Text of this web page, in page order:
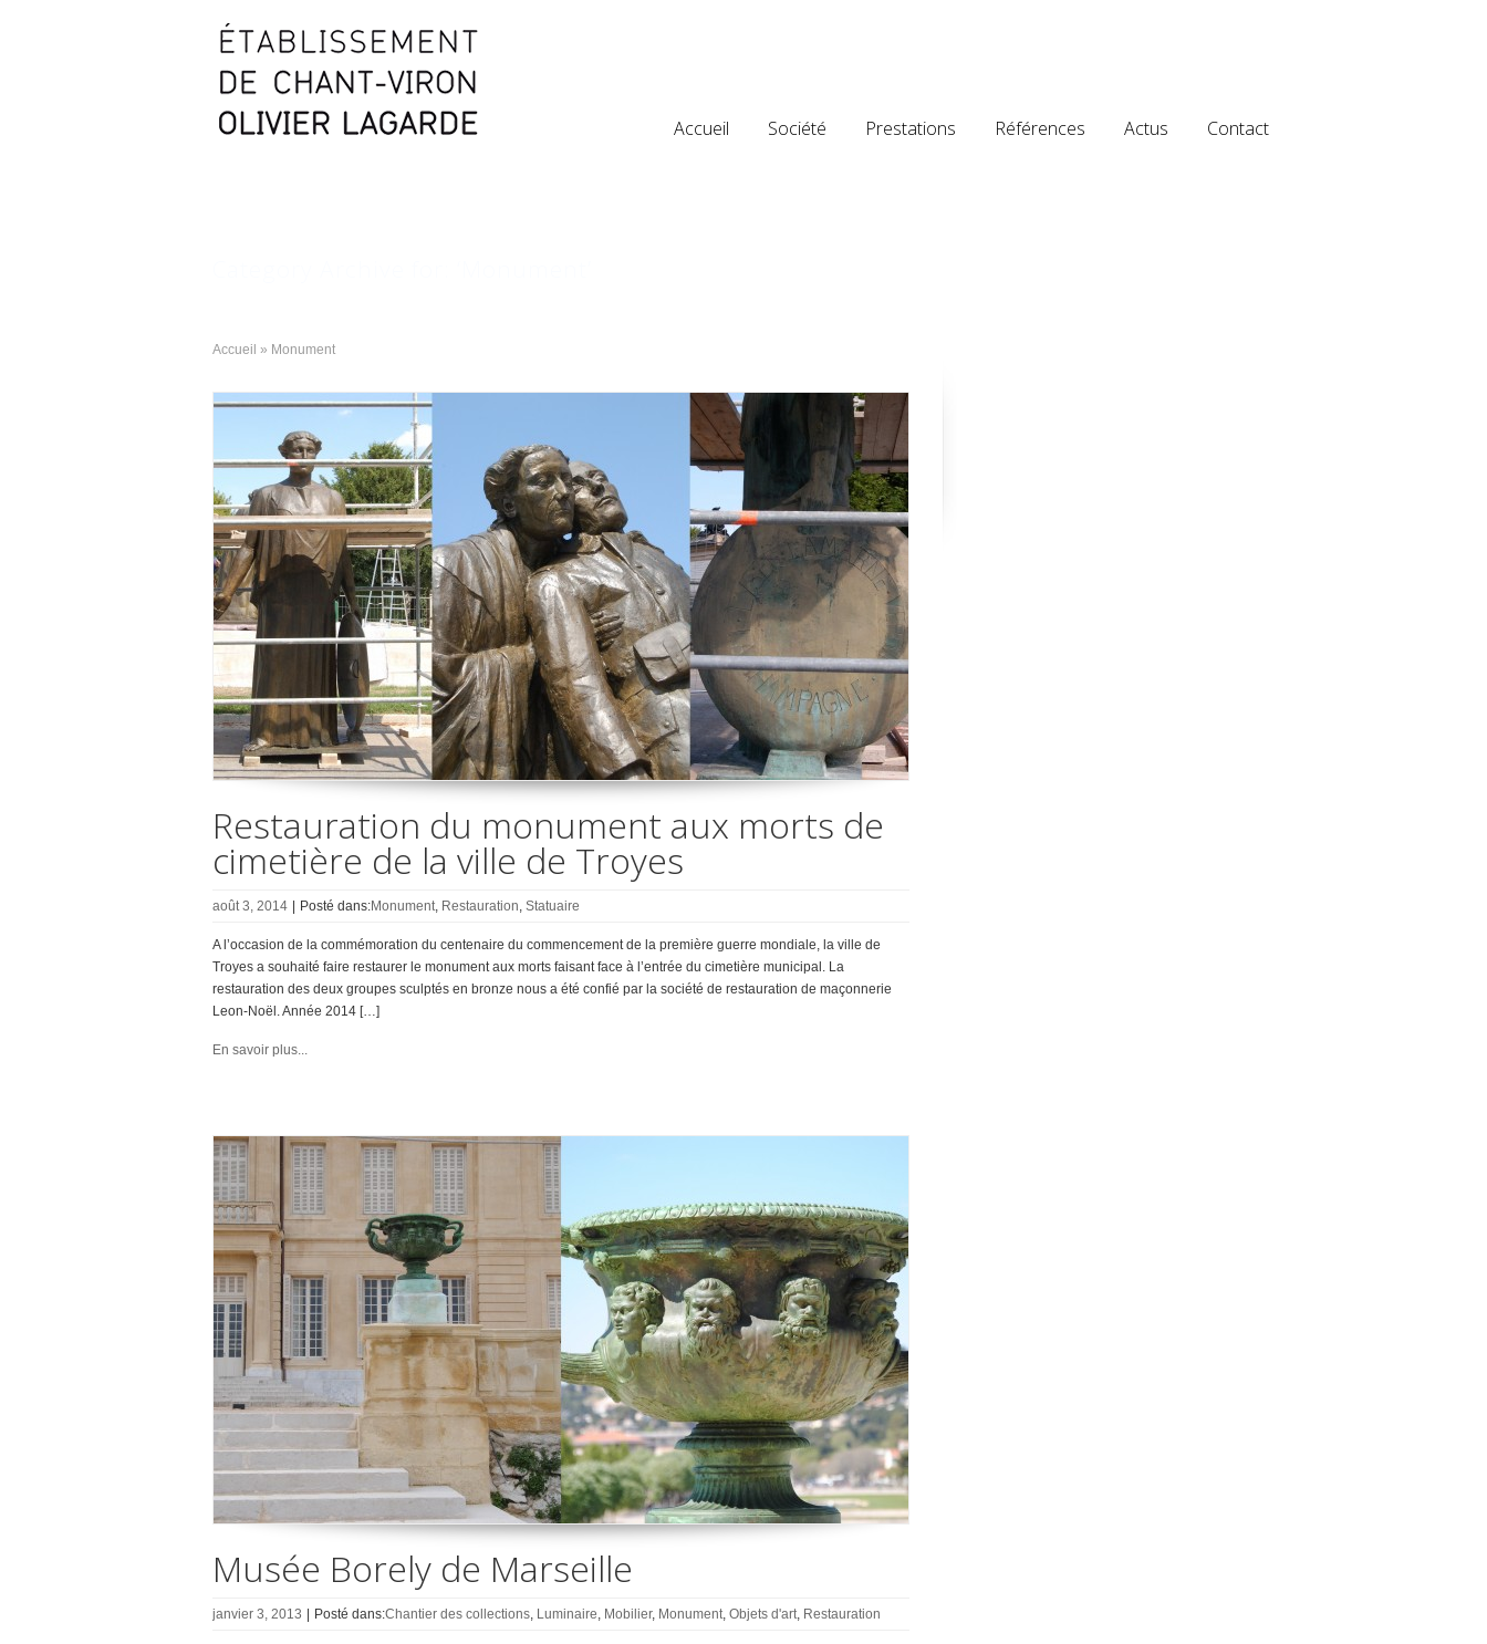
Accueil Société Prestations Références Actus Contact
Accueil » Monument
Restauration du monument aux morts de
cimetière de la ville de Troyes
août 3, 2014 Posté dans:Monument, Restauration, Statuaire
A l’occasion de la commémoration du centenaire du commencement de la première guerre mondiale, la ville de
Troyes a souhaité faire restaurer le monument aux morts faisant face à l’entrée du cimetière municipal. La
restauration des deux groupes sculptés en bronze nous a été confié par la société de restauration de maçonnerie
Leon-Noël. Année 2014 […]
En savoir plus...
Musée Borely de Marseille
janvier 3, 2013 Posté dans:Chantier des collections, Luminaire, Mobilier, Monument, Objets d'art, Restauration